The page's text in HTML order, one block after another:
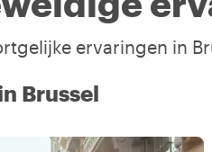
ervaringen in
Brussel